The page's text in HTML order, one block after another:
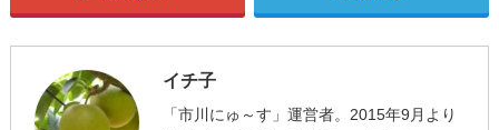
イチ子
「市川にゅ～す」運営者。2015年9月より